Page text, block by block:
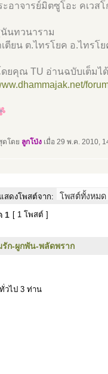
ะอาจารย์มิตซูโอะ คเวสโ
นทวนาราม
ตียน ต.ไทรโยค อ.ไทรโ
ยคุณ TU อ่านฉบับเต็มไ
ดโดย ลูกโป่ง เมื่อ 29 พ.ค. 2010,
แสดงโพสต์จาก:
1 [ 1 โพสต์ ]
รัก-ผูกพัน-พลัดพราก
วไป 3 ท่าน